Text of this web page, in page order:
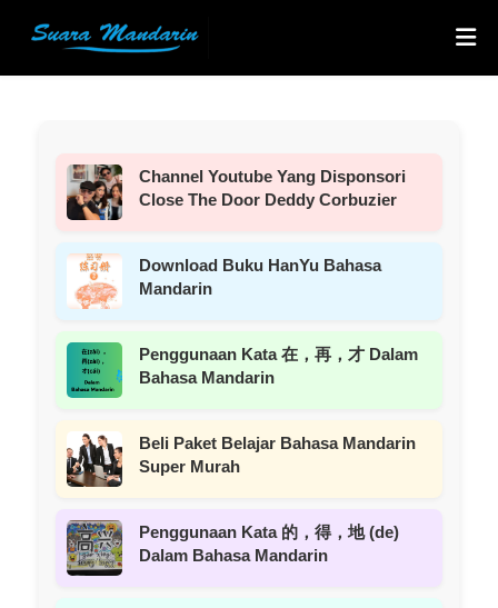
Channel Youtube Yang Disponsori
Close The Door Deddy Corbuzier
Download Buku HanYu Bahasa
Mandarin
Penggunaan Kata 在，再，才 Dalam
Bahasa Mandarin
Beli Paket Belajar Bahasa Mandarin
Super Murah
Penggunaan Kata 的，得，地 (de)
Dalam Bahasa Mandarin